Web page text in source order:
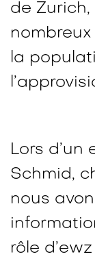
de
la
Lors d’un
Schmid,
nous
rôle